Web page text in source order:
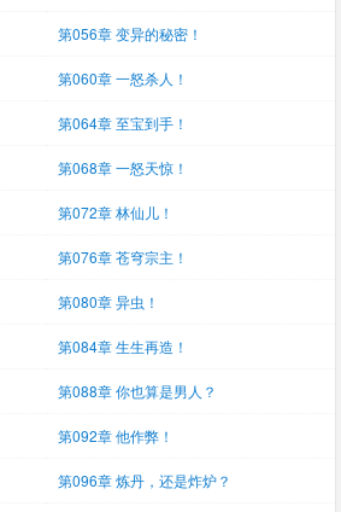
第056章 变异的秘密！
第060章 一怒杀人！
第064章 至宝到手！
第068章 一怒天惊！
第072章 林仙儿！
第076章 苍穹宗主！
第080章 异虫！
第084章 生生再造！
第088章 你也算是男人？
第092章 他作弊！
第096章 炼丹，还是炸炉？